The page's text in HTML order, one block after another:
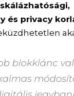
skálázhatósági,
és privacy
blokklánc